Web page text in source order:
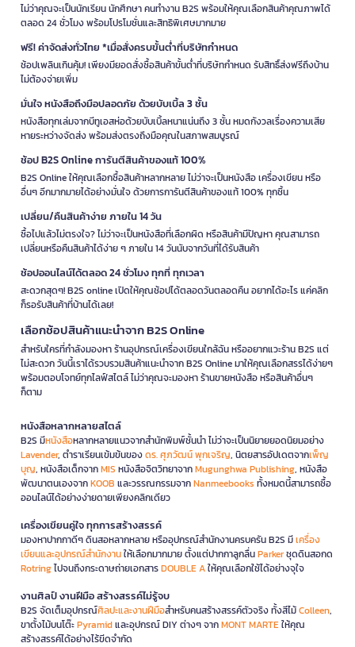
ไม่ว่าคุณจะเป็นนักเรียน นักศึกษา คนทำงาน B2S พร้อมให้คุณเลือกสินค้าคุณภาพได้
ตลอด 24 ชั่วโมง พร้อมโปรโมชั่นและสิทธิพิเศษมากมาย
ฟรี! ค่าจัดส่งทั่วไทย *เมื่อสั่งครบขั้นต่ำที่บริษัทกำหนด
ช้อปเพลินเกินคุ้ม! เพียงมียอดสั่งซื้อสินค้าขั้นต่ำที่บริษัทกำหนด รับสิทธิ์ส่งฟรีถึงบ้าน
ไม่ต้องจ่ายเพิ่ม
มั่นใจ หนังสือถึงมือปลอดภัย ด้วยบับเบิ้ล 3 ชั้น
หนังสือทุกเล่มจากบีทูเอสห่อด้วยบับเบิ้ลหนาแน่นถึง 3 ชั้น หมดกังวลเรื่องความเสีย
หายระหว่างจัดส่ง พร้อมส่งตรงถึงมือคุณในสภาพสมบูรณ์
ช้อป B2S Online การันตีสินค้าของแท้ 100%
B2S Online ให้คุณเลือกซื้อสินค้าหลากหลาย ไม่ว่าจะเป็นหนังสือ เครื่องเขียน หรือ
อื่นๆ อีกมากมายได้อย่างมั่นใจ ด้วยการการันตีสินค้าของแท้ 100% ทุกชิ้น
เปลี่ยน/คืนสินค้าง่าย ภายใน 14 วัน
ซื้อไปแล้วไม่ตรงใจ? ไม่ว่าจะเป็นหนังสือที่เลือกผิด หรือสินค้ามีปัญหา คุณสามารถ
เปลี่ยนหรือคืนสินค้าได้ง่าย ๆ ภายใน 14 วันนับจากวันที่ได้รับสินค้า
ช้อปออนไลน์ได้ตลอด 24 ชั่วโมง ทุกที่ ทุกเวลา
สะดวกสุดๆ! B2S online เปิดให้คุณช้อปได้ตลอดวันตลอดคืน อยากได้อะไร แค่คลิก
ก็รอรับสินค้าที่บ้านได้เลย!
เลือกช้อปสินค้าแนะนำจาก B2S Online
สำหรับใครที่กำลังมองหา ร้านอุปกรณ์เครื่องเขียนใกล้ฉัน หรืออยากแวะร้าน B2S แต่
ไม่สะดวก วันนี้เราได้รวบรวมสินค้าแนะนำจาก B2S Online มาให้คุณเลือกสรรได้ง่ายๆ
พร้อมตอบโจทย์ทุกไลฟ์สไตล์ ไม่ว่าคุณจะมองหา ร้านขายหนังสือ หรือสินค้าอื่นๆ
ก็ตาม
หนังสือหลากหลายสไตล์
B2S มีหนังสือหลากหลายแนวจากสำนักพิมพ์ชั้นนำ ไม่ว่าจะเป็นนิยายยอดนิยมอย่าง
Lavender, ตำราเรียนเข้มข้นของดร. ศุภวัฒน์ พุกเจริญ, นิตยสารอัปเดตจากเพ็ญ
บุญ, หนังสือเด็กจากMIS หนังสือจิตวิทยาจากMugunghwa Publishing, หนังสือ
พัฒนาตนเองจากKOOB และวรรณกรรมจากNanmeebooks ทั้งหมดนี้สามารถซื้อ
ออนไลน์ได้อย่างง่ายดายเพียงคลิกเดียว
เครื่องเขียนคู่ใจ ทุกการสร้างสรรค์
มองหาปากกาดีๆ ดินสอหลากหลาย หรืออุปกรณ์สำนักงานครบครัน B2S มีเครื่อง
เขียนและอุปกรณ์สำนักงานให้เลือกมากมาย ตั้งแต่ปากกาลูกลื่นParkerชุดดินสอกด
Rotringไปจนถึงกระดาษถ่ายเอกสารDOUBLE Aให้คุณเลือกใช้ได้อย่างจุใจ
งานศิลป์ งานฝีมือ สร้างสรรค์ไม่รู้จบ
B2S จัดเต็มอุปกรณ์ศิลปะและงานฝีมือสำหรับคนสร้างสรรค์ตัวจริง ทั้งสีไม้Colleen,
ขาตั้งไม้บนโต๊ะPyramidและอุปกรณ์ DIY ต่างๆ จากMONT MARTEให้คุณ
สร้างสรรค์ได้อย่างไร้ขีดจำกัด